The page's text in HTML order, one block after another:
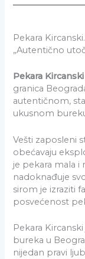
Pekara Kircanski.
„Autentično
Pekara
granica
autentičnom,
ukusnom
Vešti zaposleni
obećavaju
je pekara mala i
nadoknađuje
sirom je izraziti
posvećenost
Pekara
bureka u
nijedan pravi